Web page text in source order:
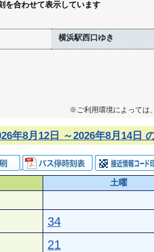
を合わせて表示しています
横浜駅西口ゆき
※ご利用環境によっては
年8月12日 ～2026年8月14日
土曜
34
21